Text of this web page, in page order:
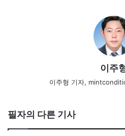
이주
이주형 기자,
필자의 다른 기사